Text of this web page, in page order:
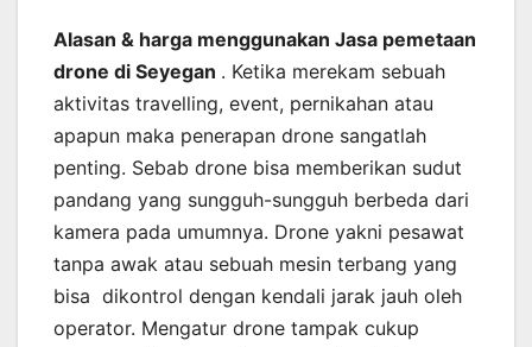
Alasan & harga menggunakan Jasa pemetaan
drone di Seyegan . Ketika merekam sebuah
aktivitas travelling, event, pernikahan atau
apapun maka penerapan drone sangatlah
penting. Sebab drone bisa memberikan sudut
pandang yang sungguh-sungguh berbeda dari
kamera pada umumnya. Drone yakni pesawat
tanpa awak atau sebuah mesin terbang yang
bisa dikontrol dengan kendali jarak jauh oleh
operator. Mengatur drone tampak cukup